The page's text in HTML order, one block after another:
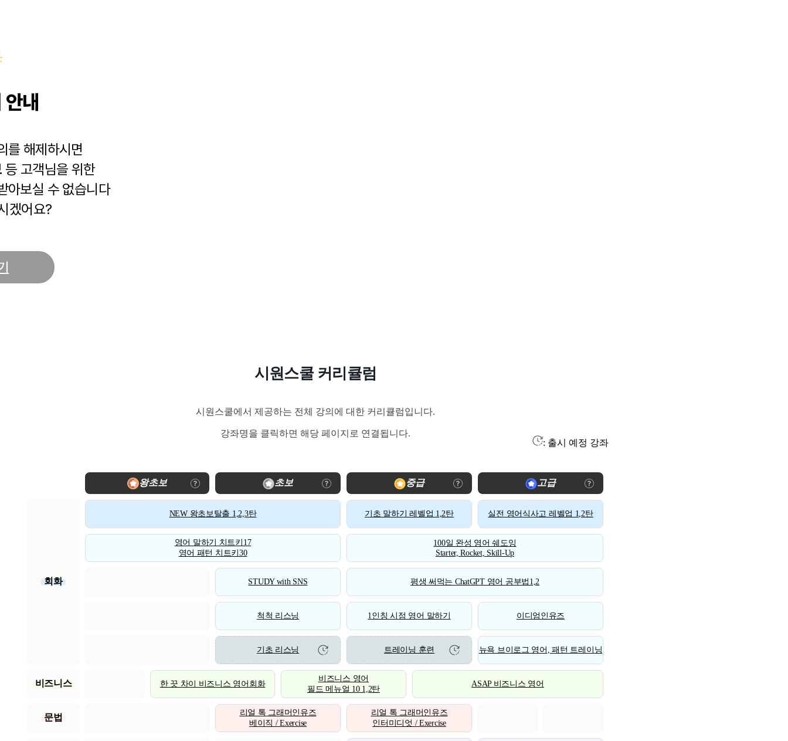
내
를 해제하시면
등 고객님을 위한
아보실 수 없습니다
겠어요?
시원스쿨 커리큘럼
시원스쿨에서 제공하는 전체 강의에 대한 커리큘럼입니다.
강좌명을 클릭하면 해당 페이지로 연결됩니다.
: 출시 예정 강좌
왕초보 초보 중급 고급
회화
NEW 왕초보탈출 1,2,3탄 기초 말하기 레벨업 1,2탄 실전 영어식사고 레벨업 1,2탄
영어 말하기 치트키17
영어 패턴 치트키30
100일 완성 영어 쉐도잉
Starter, Rocket, Skill-Up
STUDY with SNS 평생 써먹는 ChatGPT 영어 공부법1,2
척척 리스닝 1인칭 시점 영어 말하기 이디엄인유즈
기초 리스닝 트레이닝 훈련 뉴욕 브이로그 영어, 패턴 트레이닝
비즈니스 한 끗 차이 비즈니스 영어회화
비즈니스 영어
필드 메뉴얼 10 1,2탄
ASAP 비즈니스 영어
문법
리얼 톡 그래머인유즈
베이직 / Exercise
리얼 톡 그래머인유즈
인터미디엇 / Exercise